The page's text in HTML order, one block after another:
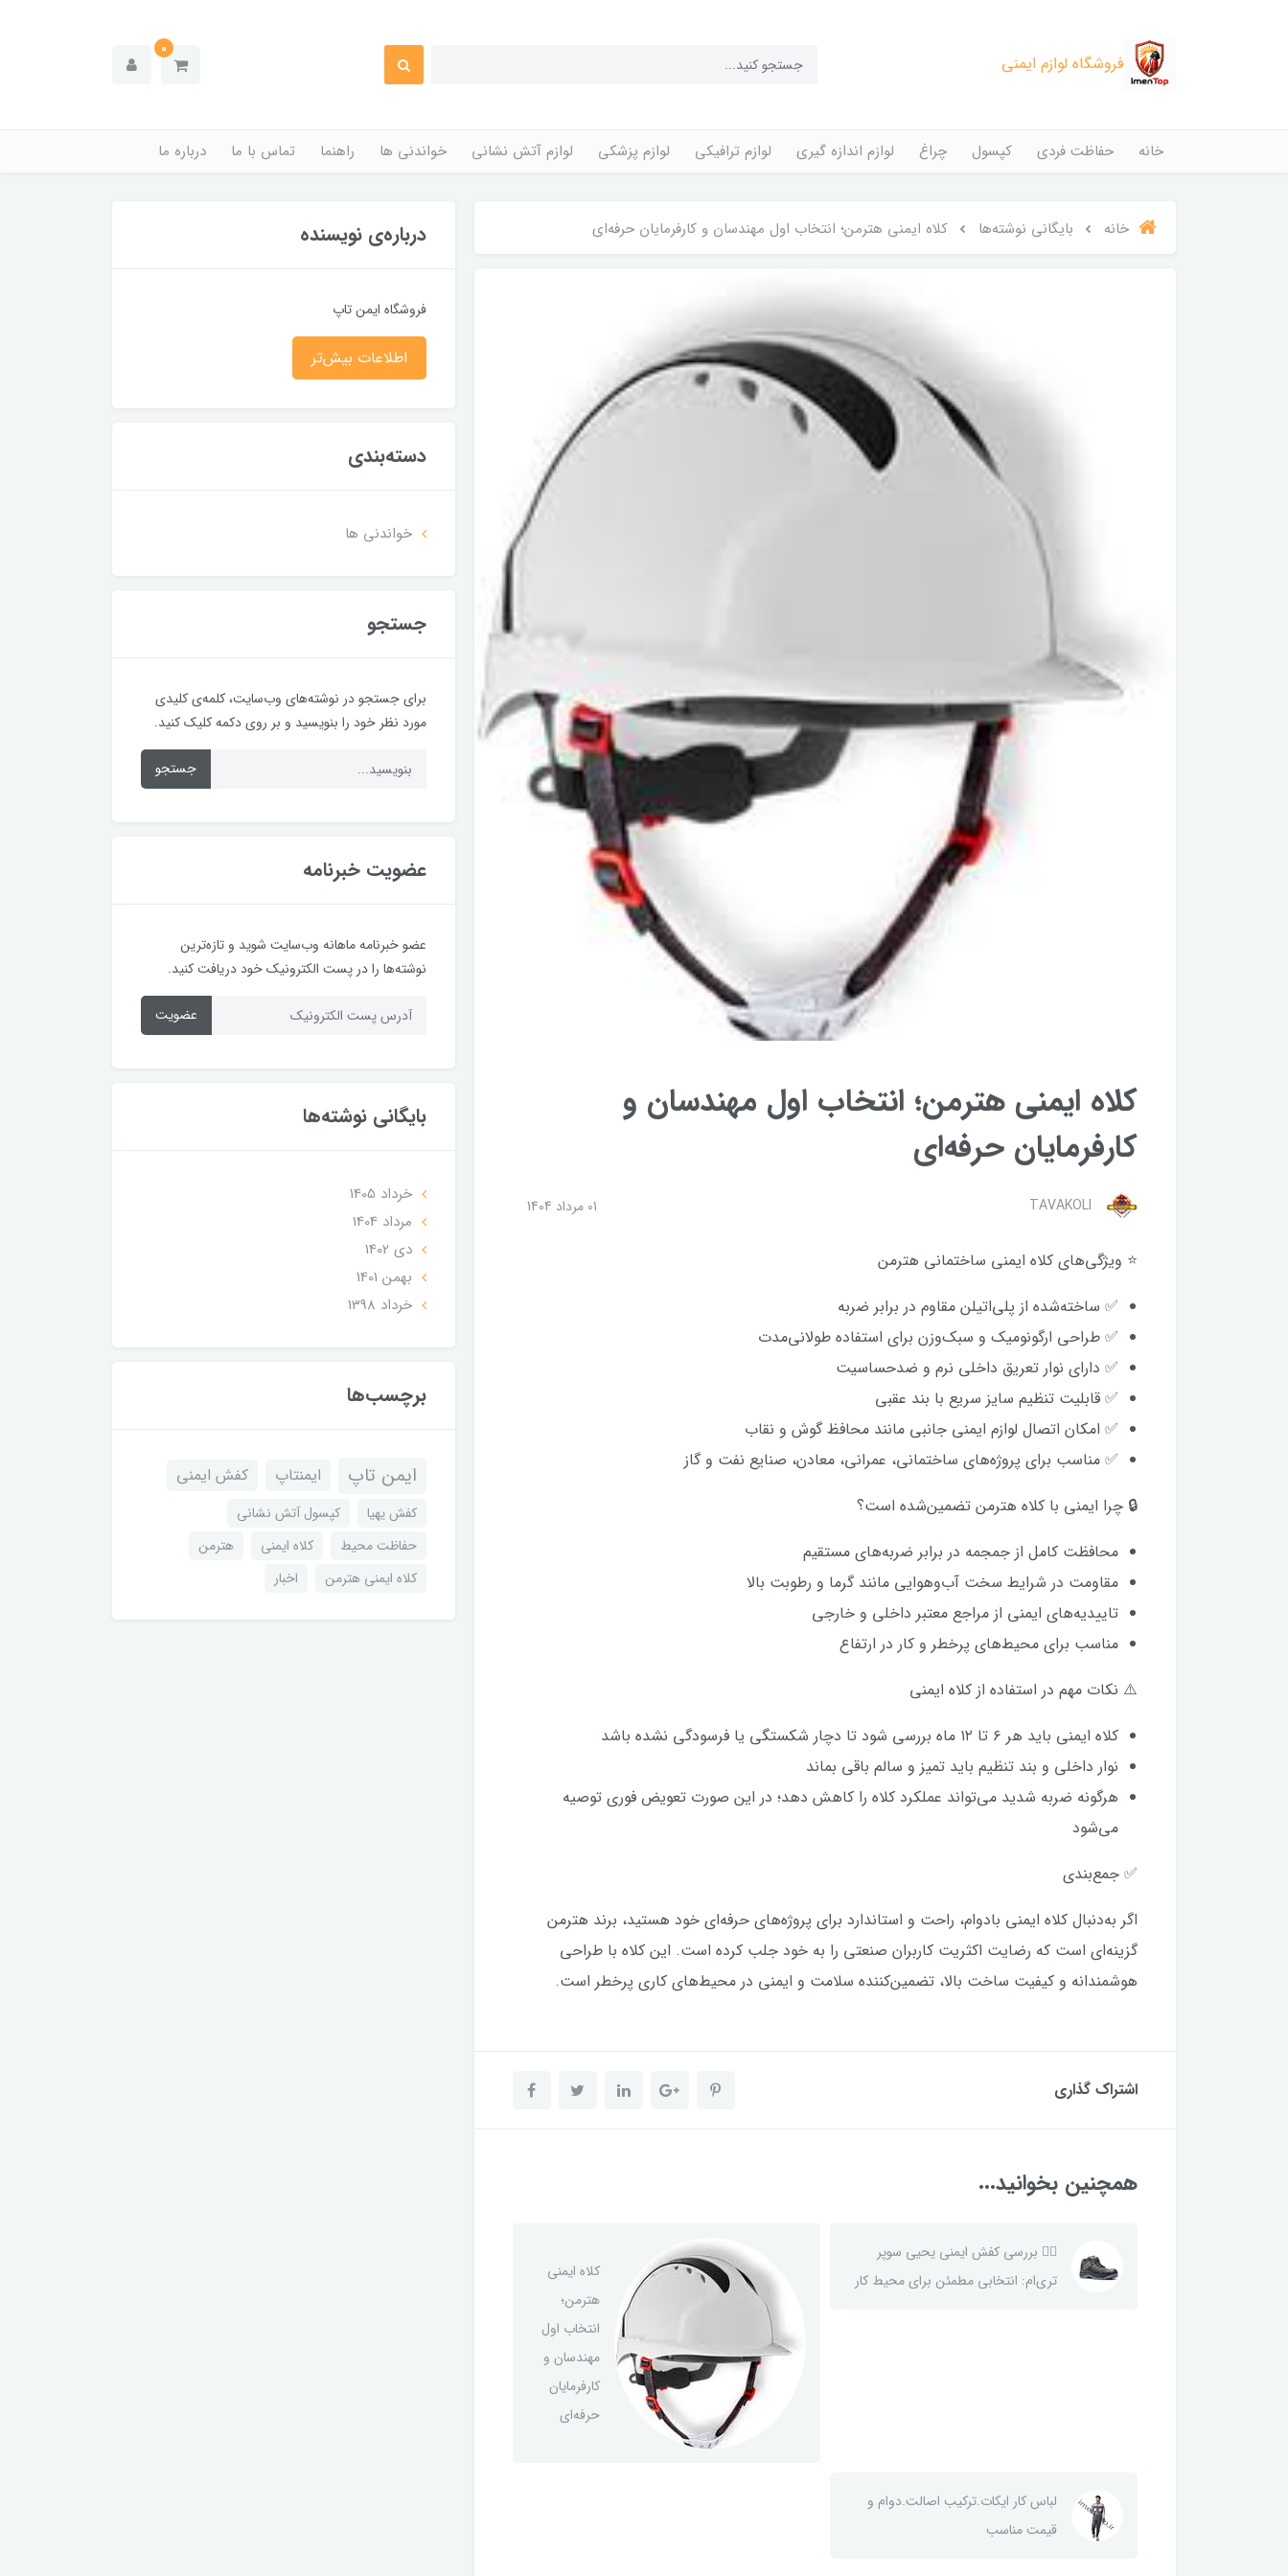
فروشگاه لوازم ایمنی
0
خانه حفاظت فردی کپسول چراغ لوازم اندازه گیری لوازم ترافیکی لوازم پزشکی لوازم آتش نشانی خواندنی ها راهنما تماس با ما درباره ما
خانه بایگانی نوشته‌ها کلاه ایمنی هترمن؛ انتخاب اول مهندسان و کارفرمایان حرفه‌ای
کلاه ایمنی هترمن؛ انتخاب اول مهندسان و
کارفرمایان حرفه‌ای
TAVAKOLI 01 مرداد 1404
⭐ ویژگی‌های کلاه ایمنی ساختمانی هترمن
✅ ساخته‌شده از پلی‌اتیلن مقاوم در برابر ضربه
✅ طراحی ارگونومیک و سبک‌وزن برای استفاده طولانی‌مدت
✅ دارای نوار تعریق داخلی نرم و ضدحساسیت
✅ قابلیت تنظیم سایز سریع با بند عقبی
✅ امکان اتصال لوازم ایمنی جانبی مانند محافظ گوش و نقاب
✅ مناسب برای پروژه‌های ساختمانی، عمرانی، معادن، صنایع نفت و گاز
🔒 چرا ایمنی با کلاه هترمن تضمین‌شده است؟
محافظت کامل از جمجمه در برابر ضربه‌های مستقیم
مقاومت در شرایط سخت آب‌و‌هوایی مانند گرما و رطوبت بالا
تاییدیه‌های ایمنی از مراجع معتبر داخلی و خارجی
مناسب برای محیط‌های پرخطر و کار در ارتفاع
⚠️ نکات مهم در استفاده از کلاه ایمنی
کلاه ایمنی باید هر ۶ تا ۱۲ ماه بررسی شود تا دچار شکستگی یا فرسودگی نشده باشد
نوار داخلی و بند تنظیم باید تمیز و سالم باقی بماند
هرگونه ضربه شدید می‌تواند عملکرد کلاه را کاهش دهد؛ در این صورت تعویض فوری توصیه
می‌شود
✅ جمع‌بندی
اگر به‌دنبال کلاه ایمنی بادوام، راحت و استاندارد برای پروژه‌های حرفه‌ای خود هستید، برند هترمن
گزینه‌ای است که رضایت اکثریت کاربران صنعتی را به خود جلب کرده است. این کلاه با طراحی
هوشمندانه و کیفیت ساخت بالا، تضمین‌کننده سلامت و ایمنی در محیط‌های کاری پرخطر است.
اشتراک گذاری
همچنین بخوانید...
👷‍♂️ بررسی کفش ایمنی یحیی سوپر
تری‌ام: انتخابی مطمئن برای محیط کار
کلاه ایمنی
هترمن؛
انتخاب اول
مهندسان و
کارفرمایان
حرفه‌ای
لباس کار ایکات.ترکیب اصالت.دوام و
قیمت مناسب
درباره‌ی نویسنده
فروشگاه ایمن تاپ
اطلاعات بیش‌تر
دسته‌بندی
خواندنی ها
جستجو
برای جستجو در نوشته‌های وب‌سایت، کلمه‌ی کلیدی
مورد نظر خود را بنویسید و بر روی دکمه کلیک کنید.
جستجو
عضویت خبرنامه
عضو خبرنامه ماهانه وب‌سایت شوید و تازه‌ترین
نوشته‌ها را در پست الکترونیک خود دریافت کنید.
عضویت
بایگانی نوشته‌ها
خرداد 1405
مرداد 1404
دی 1402
بهمن 1401
خرداد 1398
برچسب‌ها
ایمن تاپ ایمنتاپ کفش ایمنی
کفش یهیا
کپسول آتش نشانی
حفاظت محیط
کلاه ایمنی
هترمن
کلاه ایمنی هترمن
اخبار